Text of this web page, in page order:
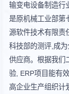
输变电设备制造行
是原机械工业部第
源软件技术有限责
科技部的测评,成
供应商。根据我们
验, ERP项目能有
高企业生产组织计